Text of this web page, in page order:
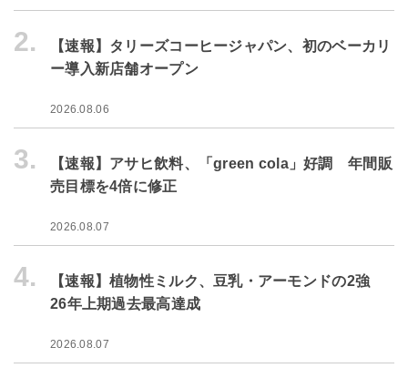
2.
【速報】タリーズコーヒージャパン、初のベーカリ
ー導入新店舗オープン
2026.08.06
3.
【速報】アサヒ飲料、「green cola」好調 年間販
売目標を4倍に修正
2026.08.07
4.
【速報】植物性ミルク、豆乳・アーモンドの2強
26年上期過去最高達成
2026.08.07